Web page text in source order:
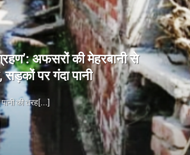
अफसरों की मेहरबानी से
सड़कों पर गंदा पानी
की तरह[...]